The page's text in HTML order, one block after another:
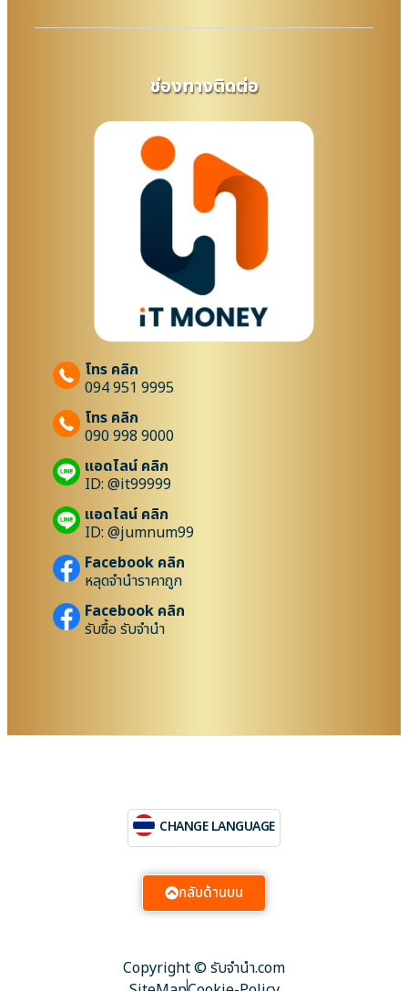
ช่องทางติดต่อ
โทร คลิก
094 951 9995
โทร คลิก
090 998 9000
แอดไลน์ คลิก
ID: @it99999
แอดไลน์ คลิก
ID: @jumnum99
Facebook คลิก
หลุดจำนำราคาถูก
Facebook คลิก
รับซื้อ รับจำนำ
Copyright © รับจํานํา.com
CHANGE LANGUAGE
กลับด้านบน